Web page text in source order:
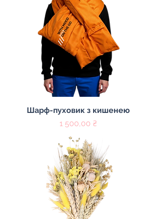
Шарф-пуховик з кишенею
Цена
1 500,00 ₴